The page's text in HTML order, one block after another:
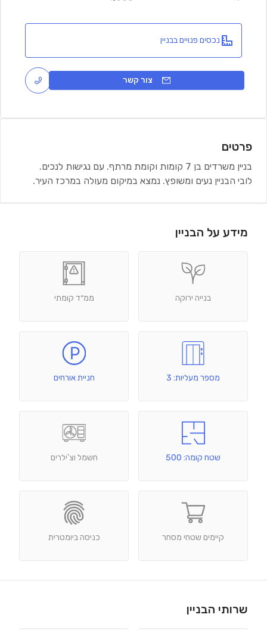
נכסים פנויים בבניין
צור קשר
פרטים
בניין משרדים בן 7 קומות וקומת מרתף. עם נגישות לנכים.
לובי הבניין נעים ומשופץ. נמצא במיקום מעולה במרכז העיר.
מידע על הבניין
בנייה ירוקה ממ״ד קומתי
מספר מעליות: 3 חניית אורחים
שטח קומה: 500 חשמל וצ'ילרים
קיימים שטחי מסחר כניסה ביומטרית
שרותי הבניין